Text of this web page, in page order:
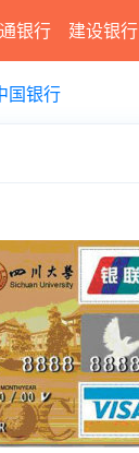
银行 建设银行
国银行